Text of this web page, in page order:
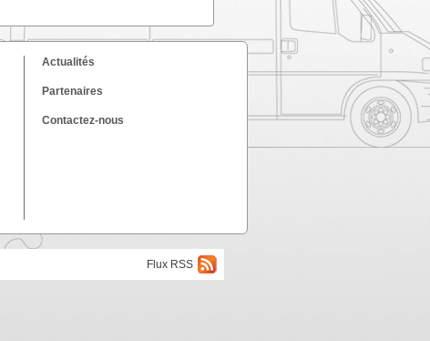
Actualités
Partenaires
Contactez-nous
Flux RSS